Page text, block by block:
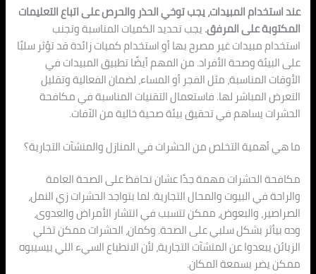
عند استخدام المبيدات، يجب توخي الحذر والحرص على اتباع التعليمات
المكتوبة على المرفق.يجب تحديد الكميات المناسبة وتجنب
استخدام مبيدات غير مصرح بها أو استخدام كميات زائدة قد تؤثر سلبًا
على البيئة وصحة الأفراد. من المهم أيضًا تطبيق المبيدات في
الأوقات المناسبة، مثل الفجر أو المساء، لضمان الفعالية وتقليل
التعرض المباشر لها. فاستعمال التقنيات المناسبة في مكافحة
الحشرات يساهم في تحقيق بيئة صحية خالية من الآفات.
ما هي أهمية التخلص من الحشرات في المنازل والمنشآت التجارية؟
مكافحة الحشرات مهمة جدًا عشان نحافظ على الصحة العامة
والراحة في البيوت والمحال التجارية. لما بتواجد الحشرات زي النمل،
الصراصير، والبعوض، ممكن تتسبب في انتشار الأمراض والعدوى،
وده بيأثر بشكل سلبي على الصحة. وكمان، الحشرات ممكن تخلي
الزبائن يبعدوا عن المنشآت التجارية، لأن الانطباع السيء اللي بيسيبوه
ممكن يضر بسمعة المكان.